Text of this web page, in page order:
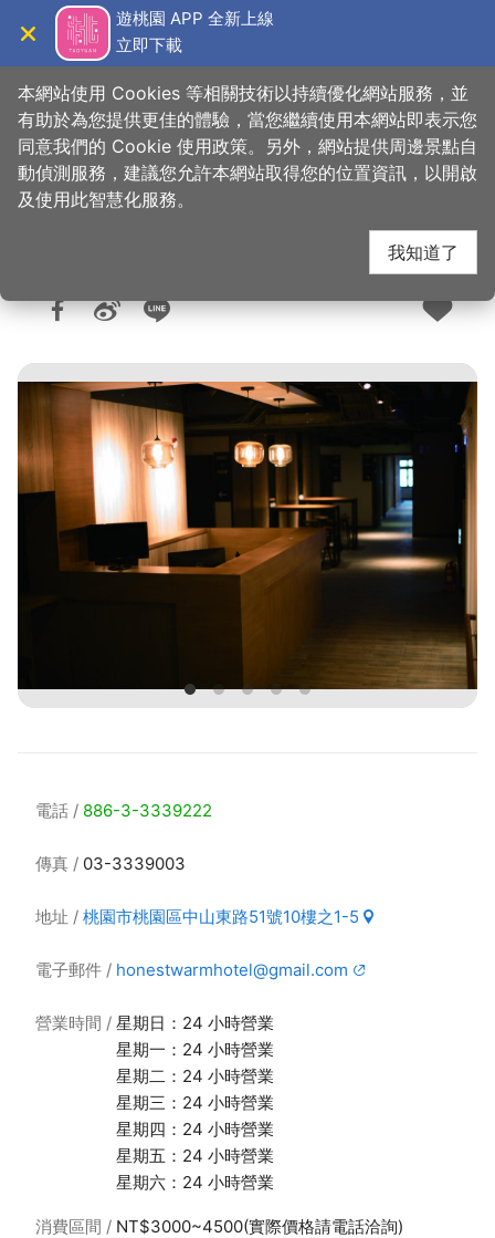
主
遊桃園 APP 全新上線
立即下載
首頁 > 想去的地方 > 住宿 > 旅館與民宿
福昇商旅
人氣：2萬
電話 886-3-3339222
傳真 03-3339003
地址 桃園市桃園區中山東路51號10樓之1-5
電子郵件 honestwarmhotel@gmail.com
營業時間
星期日：24 小時營業
星期一：24 小時營業
星期二：24 小時營業
星期三：24 小時營業
星期四：24 小時營業
星期五：24 小時營業
星期六：24 小時營業
消費區間 NT$3000~4500(實際價格請電話洽詢)
本網站使用 Cookies 等相關技術以持續優化網站服務，並
有助於為您提供更佳的體驗，當您繼續使用本網站即表示您
同意我們的 Cookie 使用政策。另外，網站提供周邊景點自
動偵測服務，建議您允許本網站取得您的位置資訊，以開啟
及使用此智慧化服務。
我知道了